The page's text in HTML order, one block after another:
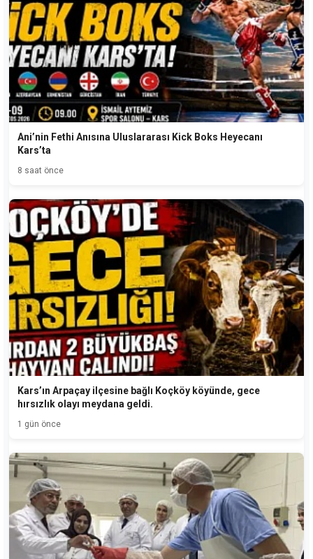
Ani’nin Fethi Anısına Uluslararası Kick Boks Heyecanı
Kars’ta
8 saat önce
Kars’ın Arpaçay ilçesine bağlı Koçköy köyünde, gece
hırsızlık olayı meydana geldi.
1 gün önce